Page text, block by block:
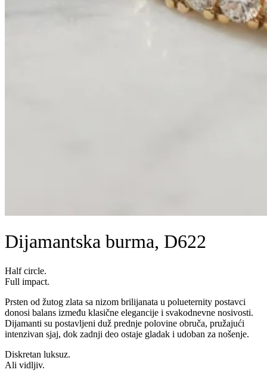
Dijamantska burma, D622
Half circle.
Full impact.
Prsten od žutog zlata sa nizom brilijanata u polueternity postavci
donosi balans između klasične elegancije i svakodnevne nosivosti.
Dijamanti su postavljeni duž prednje polovine obruča, pružajući
intenzivan sjaj, dok zadnji deo ostaje gladak i udoban za nošenje.
Diskretan luksuz.
Ali vidljiv.